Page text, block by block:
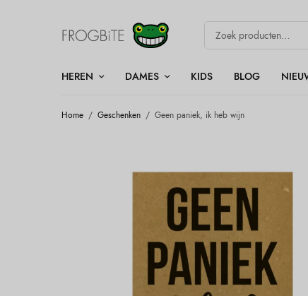
HEREN DAMES KIDS BLOG
Home / Geschenken / Geen paniek, ik heb wijn